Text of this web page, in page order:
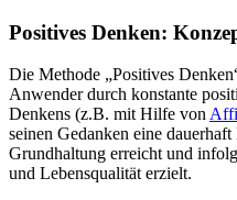
Positives Denken:
Die Methode „Positives
Anwender durch konstante
Denkens (z.B. mit Hilfe von
seinen Gedanken eine
Grundhaltung erreicht und
und Lebensqualität erzielt.